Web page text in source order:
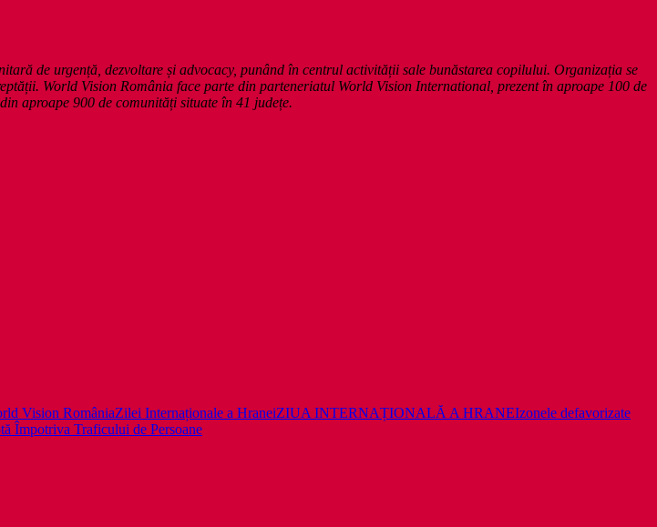
de urgență, dezvoltare și advocacy, punând în centrul activității sale bunăstarea copilului. Organizația se
World Vision România face parte din parteneriatul World Vision International, prezent în aproape 100 de
aproape 900 de comunități situate în 41 județe.
Vision RomâniaZilei Internaționale a HraneiZIUA INTERNAȚIONALĂ A HRANEIzonele defavorizate
Împotriva Traficului de Persoane